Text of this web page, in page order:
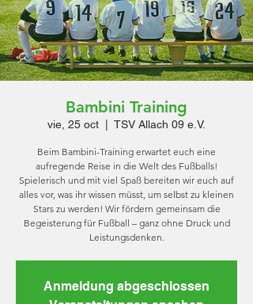
Bambini Training
vie, 25 oct TSV Allach 09 e.V.
Beim Bambini-Training erwartet euch eine
aufregende Reise in die Welt des Fußballs!
Spielerisch und mit viel Spaß bereiten wir euch auf
alles vor, was ihr wissen müsst, um selbst zu kleinen
Stars zu werden! Wir fördern gemeinsam die
Begeisterung für Fußball – ganz ohne Druck und
Leistungsdenken.
Anmeldung abgeschlossen